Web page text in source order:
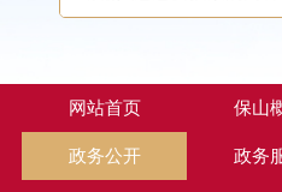
网站首页 保山
政务公开 政务